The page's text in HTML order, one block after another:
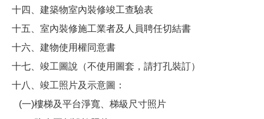
十四、建築物室內裝修竣工查驗表
十五、室內裝修施工業者及人員聘任切結書
十六、建物使用權同意書
十七、竣工圖說（不使用圖套，請打孔裝訂）
十八、竣工照片及示意圖：
(一)樓梯及平台淨寬、梯級尺寸照片